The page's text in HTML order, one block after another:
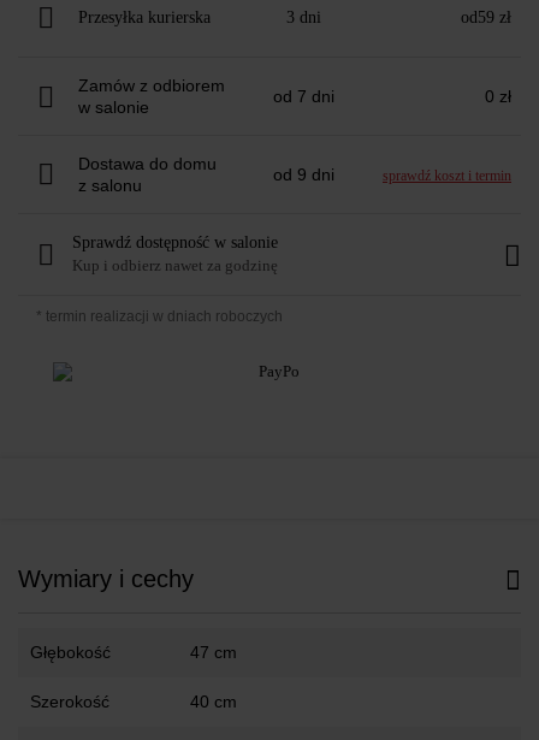
Przesyłka kurierska 3 dni od 59 zł
Zamów z odbiorem
w salonie
od 7 dni 0 zł
Dostawa do domu
z salonu
od 9 dni sprawdź koszt i termin
Sprawdź dostępność w salonie
Kup i odbierz nawet za godzinę
* termin realizacji w dniach roboczych
Wymiary i cechy
Głębokość 47 cm
Szerokość 40 cm